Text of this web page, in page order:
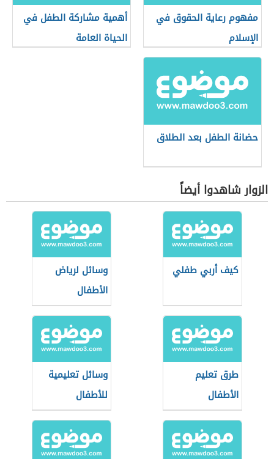
مفهوم رعاية الحقوق في
الإسلام
أهمية مشاركة الطفل في
الحياة العامة
حضانة الطفل بعد الطلاق
الزوار شاهدوا أيضاً
كيف أربي طفلي
وسائل لرياض
الأطفال
طرق تعليم
الأطفال
وسائل تعليمية
للأطفال